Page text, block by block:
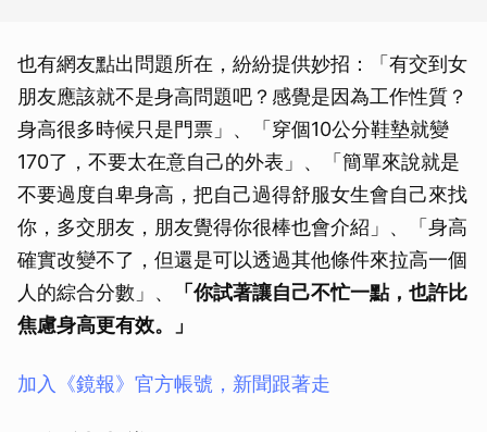
也有網友點出問題所在，紛紛提供妙招：「有交到女
朋友應該就不是身高問題吧？感覺是因為工作性質？
身高很多時候只是門票」、「穿個10公分鞋墊就變
170了，不要太在意自己的外表」、「簡單來說就是
不要過度自卑身高，把自己過得舒服女生會自己來找
你，多交朋友，朋友覺得你很棒也會介紹」、「身高
確實改變不了，但還是可以透過其他條件來拉高一個
人的綜合分數」、
「你試著讓自己不忙一點，也許比
焦慮身高更有效。」
加入《鏡報》官方帳號，新聞跟著走